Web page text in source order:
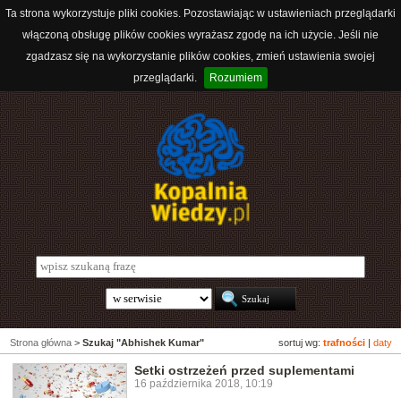
Ta strona wykorzystuje pliki cookies. Pozostawiając w ustawieniach przeglądarki
włączoną obsługę plików cookies wyrażasz zgodę na ich użycie. Jeśli nie
zgadzasz się na wykorzystanie plików cookies, zmień ustawienia swojej
przeglądarki.
Rozumiem
sortuj wg: trafności daty
Strona główna > Szukaj "Abhishek Kumar"
Setki ostrzeżeń przed suplementami
16 października 2018, 10:19